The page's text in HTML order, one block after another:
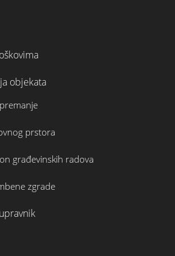
objekata
prstora
građevinskih radova
zgrade